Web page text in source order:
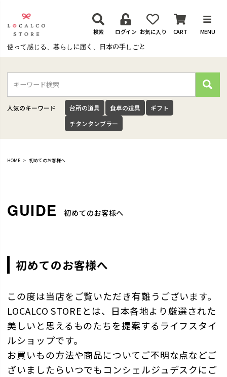
使って感じる、暮らしに届く、日本の手しごと
検索 ログイン お気に入り CART MENU
検
索
人気のキーワード 台所の道具 食卓の道具
ギフト
チタンタンブラー
HOME 初めてのお客様へ
初めてのお客様へ
初めてのお客様へ
この度は当店をご覧いただき有難うございます。
LOCALCO STOREとは、日本各地より厳選された
美しいと思えるものたちを提案するライフスタイ
ルショップです。
お買いもの方法や商品についてご不明な点などご
ざいましたらいつでもコンシェルジュデスクにご